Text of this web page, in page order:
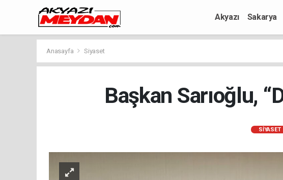
Akyazı Sakarya
Anasayfa Siyaset
Başkan Sarıoğlu,
SIYASET